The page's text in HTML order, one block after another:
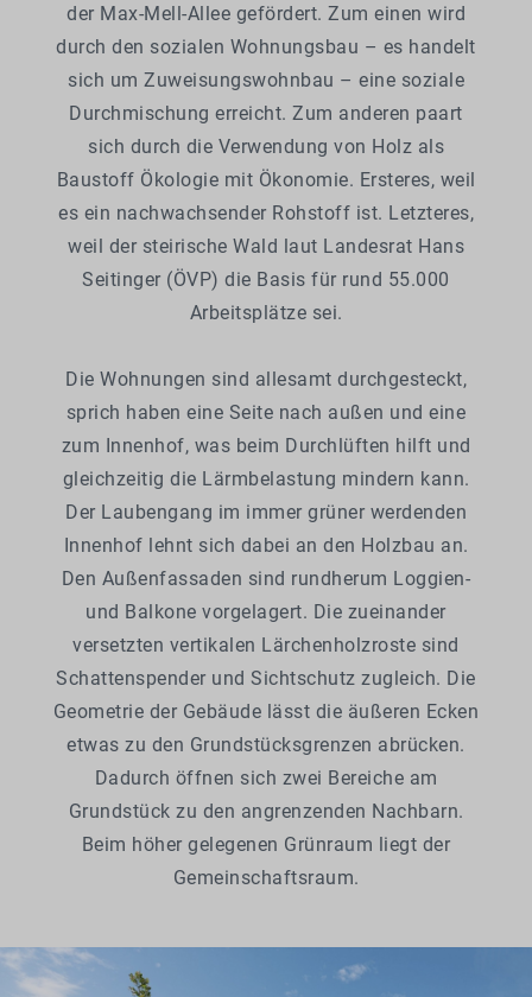
der Max-Mell-Allee gefördert. Zum einen wird
durch den sozialen Wohnungsbau – es handelt
sich um Zuweisungswohnbau – eine soziale
Durchmischung erreicht. Zum anderen paart
sich durch die Verwendung von Holz als
Baustoff Ökologie mit Ökonomie. Ersteres, weil
es ein nachwachsender Rohstoff ist. Letzteres,
weil der steirische Wald laut Landesrat Hans
Seitinger (ÖVP) die Basis für rund 55.000
Arbeitsplätze sei.
Die Wohnungen sind allesamt durchgesteckt,
sprich haben eine Seite nach außen und eine
zum Innenhof, was beim Durchlüften hilft und
gleichzeitig die Lärmbelastung mindern kann.
Der Laubengang im immer grüner werdenden
Innenhof lehnt sich dabei an den Holzbau an.
Den Außenfassaden sind rundherum Loggien-
und Balkone vorgelagert. Die zueinander
versetzten vertikalen Lärchenholzroste sind
Schattenspender und Sichtschutz zugleich. Die
Geometrie der Gebäude lässt die äußeren Ecken
etwas zu den Grundstücksgrenzen abrücken.
Dadurch öffnen sich zwei Bereiche am
Grundstück zu den angrenzenden Nachbarn.
Beim höher gelegenen Grünraum liegt der
Gemeinschaftsraum.